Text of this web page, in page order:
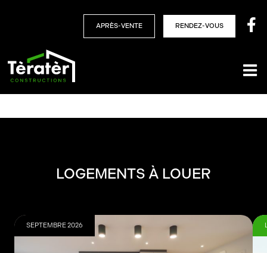
APRÈS-VENTE RENDEZ-VOUS
LOGEMENTS À LOUER
SEPTEMBRE 2026